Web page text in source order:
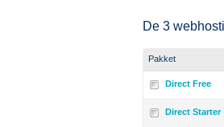
De 3
Pakket
Direct Free
Direct Starter